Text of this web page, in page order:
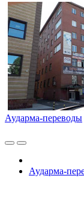
Аударма-переводы
Аударма-